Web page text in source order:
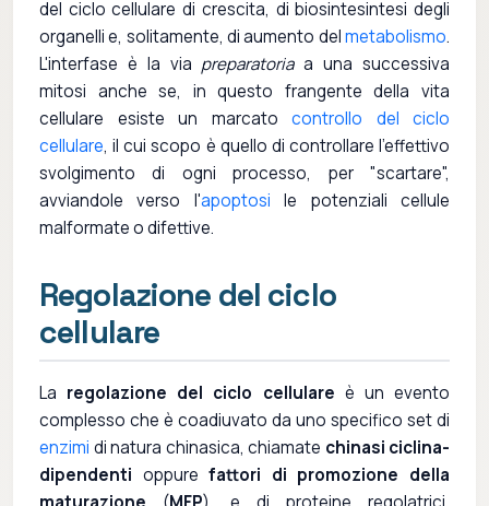
del ciclo cellulare di crescita, di biosintesintesi degli
organelli e, solitamente, di aumento delmetabolismo.
L'interfase è la via preparatoriaa una successiva
mitosi anche se, in questo frangente della vita
cellulare esiste un marcato controllo del ciclo
cellulare, il cui scopo è quello di controllare l'effettivo
svolgimento di ogni processo, per "scartare",
avviandole verso l'apoptosi le potenziali cellule
malformate o difettive.
Regolazione del ciclo
cellulare
La regolazione del ciclo cellulare è un evento
complesso che è coadiuvato da uno specifico set di
enzimi di natura chinasica, chiamate chinasi ciclina-
dipendenti oppurefattori di promozione della